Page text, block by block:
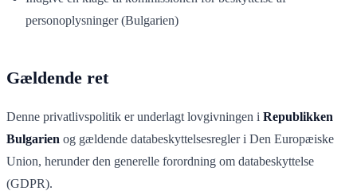
personoplysninger (Bulgarien)
Gældende ret
Denne privatlivspolitik er underlagt lovgivningen i Republikken
Bulgarien og gældende databeskyttelsesregler i Den Europæiske
Union, herunder den generelle forordning om databeskyttelse
(GDPR).